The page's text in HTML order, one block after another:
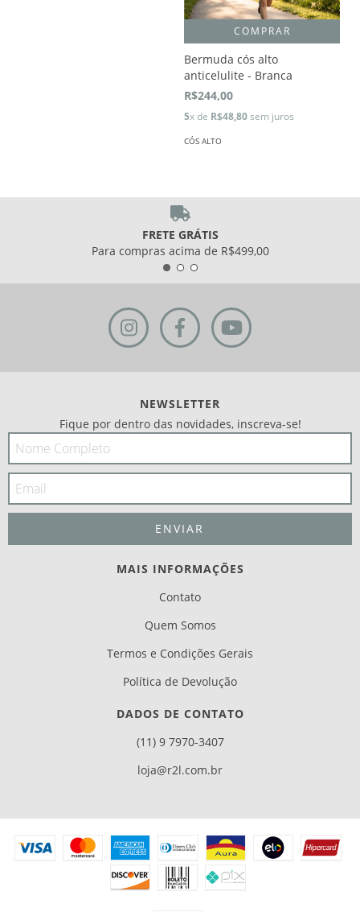
COMPRAR
Bermuda cós alto
anticelulite - Branca
R$244,00
5x de R$48,80sem juros
CÓS ALTO
FRETE GRÁTIS
Para compras acima de R$499,00
NEWSLETTER
Fique por dentro das novidades, inscreva-se!
MAIS INFORMAÇÕES
Contato
Quem Somos
Termos e Condições Gerais
Política de Devolução
DADOS DE CONTATO
(11) 9 7970-3407
loja@r2l.com.br